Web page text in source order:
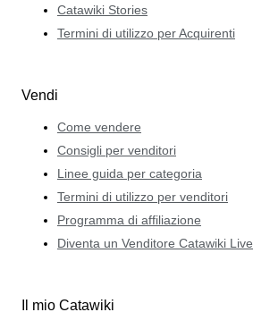
Catawiki Stories
Termini di utilizzo per Acquirenti
Vendi
Come vendere
Consigli per venditori
Linee guida per categoria
Termini di utilizzo per venditori
Programma di affiliazione
Diventa un Venditore Catawiki Live
Il mio Catawiki